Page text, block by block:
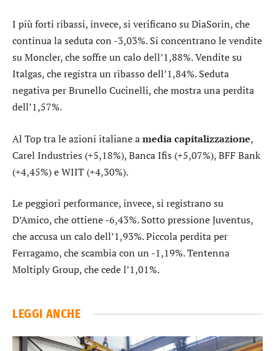
I più forti ribassi, invece, si verificano suDiaSorin, che
continua la seduta con -3,03%. Si concentrano le vendite
suMoncler, che soffre un calo dell’1,88%. Vendite su
Italgas, che registra un ribasso dell’1,84%. Seduta
negativa perBrunello Cucinelli, che mostra una perdita
dell’1,57%.
Al Top tra le azioni italiane amedia capitalizzazione,
Carel Industries (+5,18%),Banca Ifis (+5,07%),BFF Bank
(+4,45%) eWIIT (+4,30%).
Le peggiori performance, invece, si registrano su
D’Amico, che ottiene -6,43%. Sotto pressioneJuventus,
che accusa un calo dell’1,93%. Piccola perdita per
Ferragamo, che scambia con un -1,19%. Tentenna
Moltiply Group, che cede l’1,01%.
LEGGI ANCHE